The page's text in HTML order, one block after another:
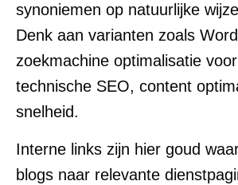
synoniemen op natuurlijke
Denk aan varianten zoals
zoekmachine optimalisatie
technische SEO, content
snelheid.
Interne links zijn hier goud
blogs naar relevante